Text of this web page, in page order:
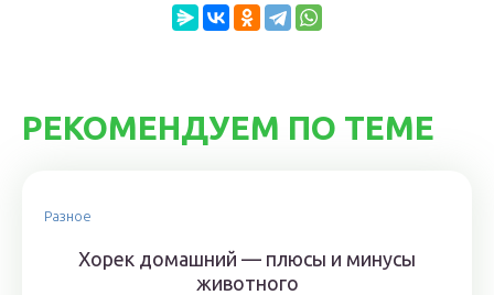
РЕКОМЕНДУЕМ ПО ТЕМЕ
Разное
Хорек домашний — плюсы и минусы
животного